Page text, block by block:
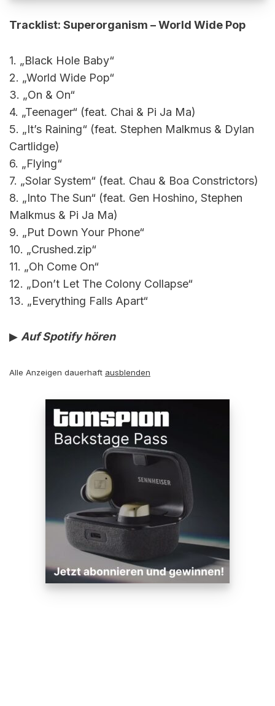
Tracklist: Superorganism – World Wide Pop
1. „Black Hole Baby“
2. „World Wide Pop“
3. „On & On“
4. „Teenager“ (feat. Chai & Pi Ja Ma)
5. „It’s Raining“ (feat. Stephen Malkmus & Dylan
Cartlidge)
6. „Flying“
7. „Solar System“ (feat. Chau & Boa Constrictors)
8. „Into The Sun“ (feat. Gen Hoshino, Stephen
Malkmus & Pi Ja Ma)
9. „Put Down Your Phone“
10. „Crushed.zip“
11. „Oh Come On“
12. „Don’t Let The Colony Collapse“
13. „Everything Falls Apart“
▶ Auf Spotify hören
Alle Anzeigen dauerhaft ausblenden